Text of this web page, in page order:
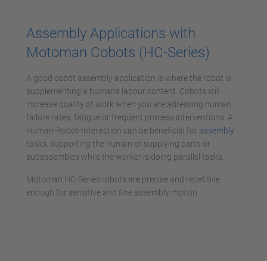
Management Platform
Assembly Applications with
Motoman Cobots (HC-Series)
A good cobot assembly application is where the robot is
supplementing a human's labour content. Cobots will
increase quality of work when you are adressing human
failure rates, fatigue or frequent process interventions. A
Human-Robot-Interaction can be beneficial for assembly
tasks, supporting the human or supplying parts or
subassembles while the worker is doing parallel tasks.
Motoman HC-Series robots are precise and repetitive
enough for sensitive and fine assembly motion.